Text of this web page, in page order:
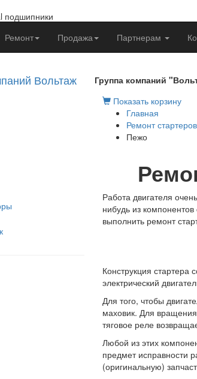
Ремонт Продажа Партнерам
Группа компаний
Показать корзину
Главная
Ремонт стартеров
Пежо
Работа двигателя
нибудь из
выполнить ремонт
Конструкция стартера
электрический
Для того, чтобы
маховик. Для вращения
тяговое реле
Любой из этих
предмет исправности
(оригинальную)